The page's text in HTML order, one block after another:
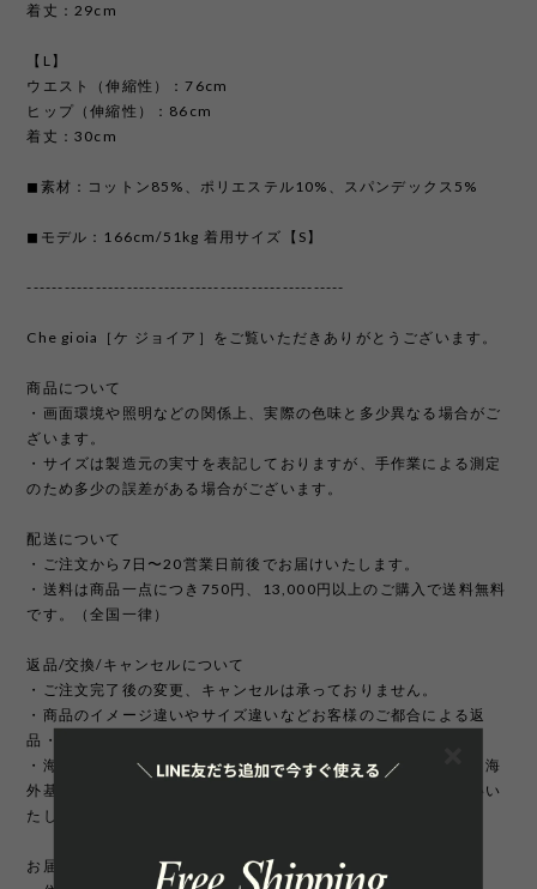
着丈：29cm
【L】
ウエスト（伸縮性）：76cm
ヒップ（伸縮性）：86cm
着丈：30cm
◼︎素材：コットン85%、ポリエステル10%、スパンデックス5%
◼︎モデル：166cm/51kg 着用サイズ【S】
---------------------------------------------------
Che gioia［ケ ジョイア］をご覧いただきありがとうございます。
商品について
・画面環境や照明などの関係上、実際の色味と多少異なる場合がご
ざいます。
・サイズは製造元の実寸を表記しておりますが、手作業による測定
のため多少の誤差がある場合がございます。
配送について
・ご注文から7日〜20営業日前後でお届けいたします。
・送料は商品一点につき750円、13,000円以上のご購入で送料無料
です。（全国一律）
返品/交換/キャンセルについて
・ご注文完了後の変更、キャンセルは承っておりません。
・商品のイメージ違いやサイズ違いなどお客様のご都合による返
品・交換はお受け致しかねます。
・海外製品は日本製に比べて縫製などが荒い場合がございます。海
外基準では返品対象になりませんのでご理解頂けますようお願いい
たします。
お届け先について